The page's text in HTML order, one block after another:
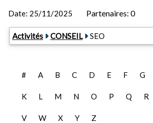
Date: 25/11/2025 Partenaires: 0
Activités CONSEIL SEO
# A B C D E F G
K L M N O P Q R
V W X Y Z